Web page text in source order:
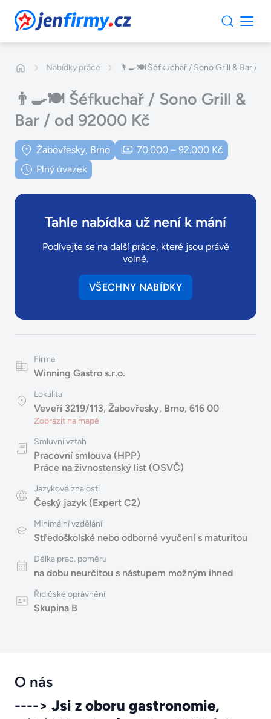
JenFirmy.cz
Nabídky práce 👨‍🍳🍽️ Šéfkuchař / Sono Grill & Bar /
👨‍🍳🍽️ Šéfkuchař / Sono Grill &
Bar / od 92000 Kč
Žabovřesky, Brno
70.000 – 92.000 Kč
Plný úvazek
Tahle nabídka už není k mání
Podívejte se na další práce, které jsou právě
volné.
VŠECHNY NABÍDKY
Firma
Winning Gastro s.r.o.
Lokalita
Veveří 3219/113, Žabovřesky, Brno, 616 00
Zobrazit na mapě
Smluvní vztah
Pracovní smlouva (HPP)
Práce na živnostenský list (OSVČ)
Jazykové znalosti
Český jazyk (Expert C2)
Minimální vzdělání
Středoškolské nebo odborné vyučení s maturitou
Délka prac. poměru
na dobu neurčitou s nástupem možným ihned
Řidičské oprávnění
Skupina B
O nás
----> Jsi z oboru gastronomie,